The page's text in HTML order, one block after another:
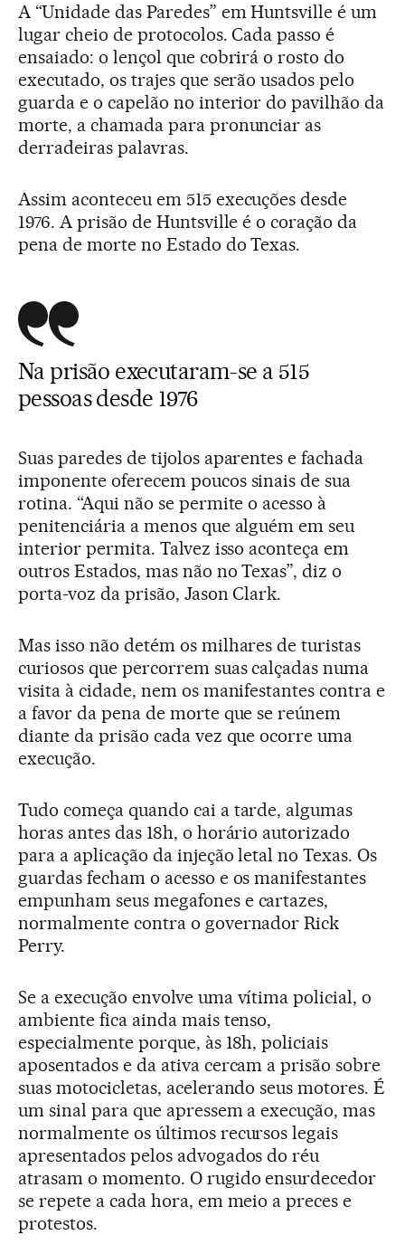
A “Unidade das Paredes” em Huntsville é um
lugar cheio de protocolos. Cada passo é
ensaiado: o lençol que cobrirá o rosto do
executado, os trajes que serão usados pelo
guarda e o capelão no interior do pavilhão da
morte, a chamada para pronunciar as
derradeiras palavras.
Assim aconteceu em 515 execuções desde
1976. A prisão de Huntsville é o coração da
pena de morte no Estado do Texas.
Na prisão executaram-se a 515
pessoas desde 1976
Suas paredes de tijolos aparentes e fachada
imponente oferecem poucos sinais de sua
rotina. “Aqui não se permite o acesso à
penitenciária a menos que alguém em seu
interior permita. Talvez isso aconteça em
outros Estados, mas não no Texas”, diz o
porta-voz da prisão, Jason Clark.
Mas isso não detém os milhares de turistas
curiosos que percorrem suas calçadas numa
visita à cidade, nem os manifestantes contra e
a favor da pena de morte que se reúnem
diante da prisão cada vez que ocorre uma
execução.
Tudo começa quando cai a tarde, algumas
horas antes das 18h, o horário autorizado
para a aplicação da injeção letal no Texas. Os
guardas fecham o acesso e os manifestantes
empunham seus megafones e cartazes,
normalmente contra o governador Rick
Perry.
Se a execução envolve uma vítima policial, o
ambiente fica ainda mais tenso,
especialmente porque, às 18h, policiais
aposentados e da ativa cercam a prisão sobre
suas motocicletas, acelerando seus motores. É
um sinal para que apressem a execução, mas
normalmente os últimos recursos legais
apresentados pelos advogados do réu
atrasam o momento. O rugido ensurdecedor
se repete a cada hora, em meio a preces e
protestos.